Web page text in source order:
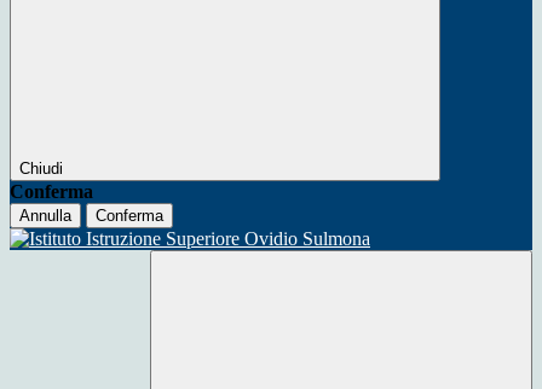
Chiudi
Conferma
Annulla Conferma